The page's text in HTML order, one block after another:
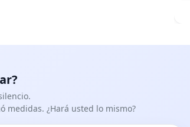
medidas. ¿Hará usted lo mismo?